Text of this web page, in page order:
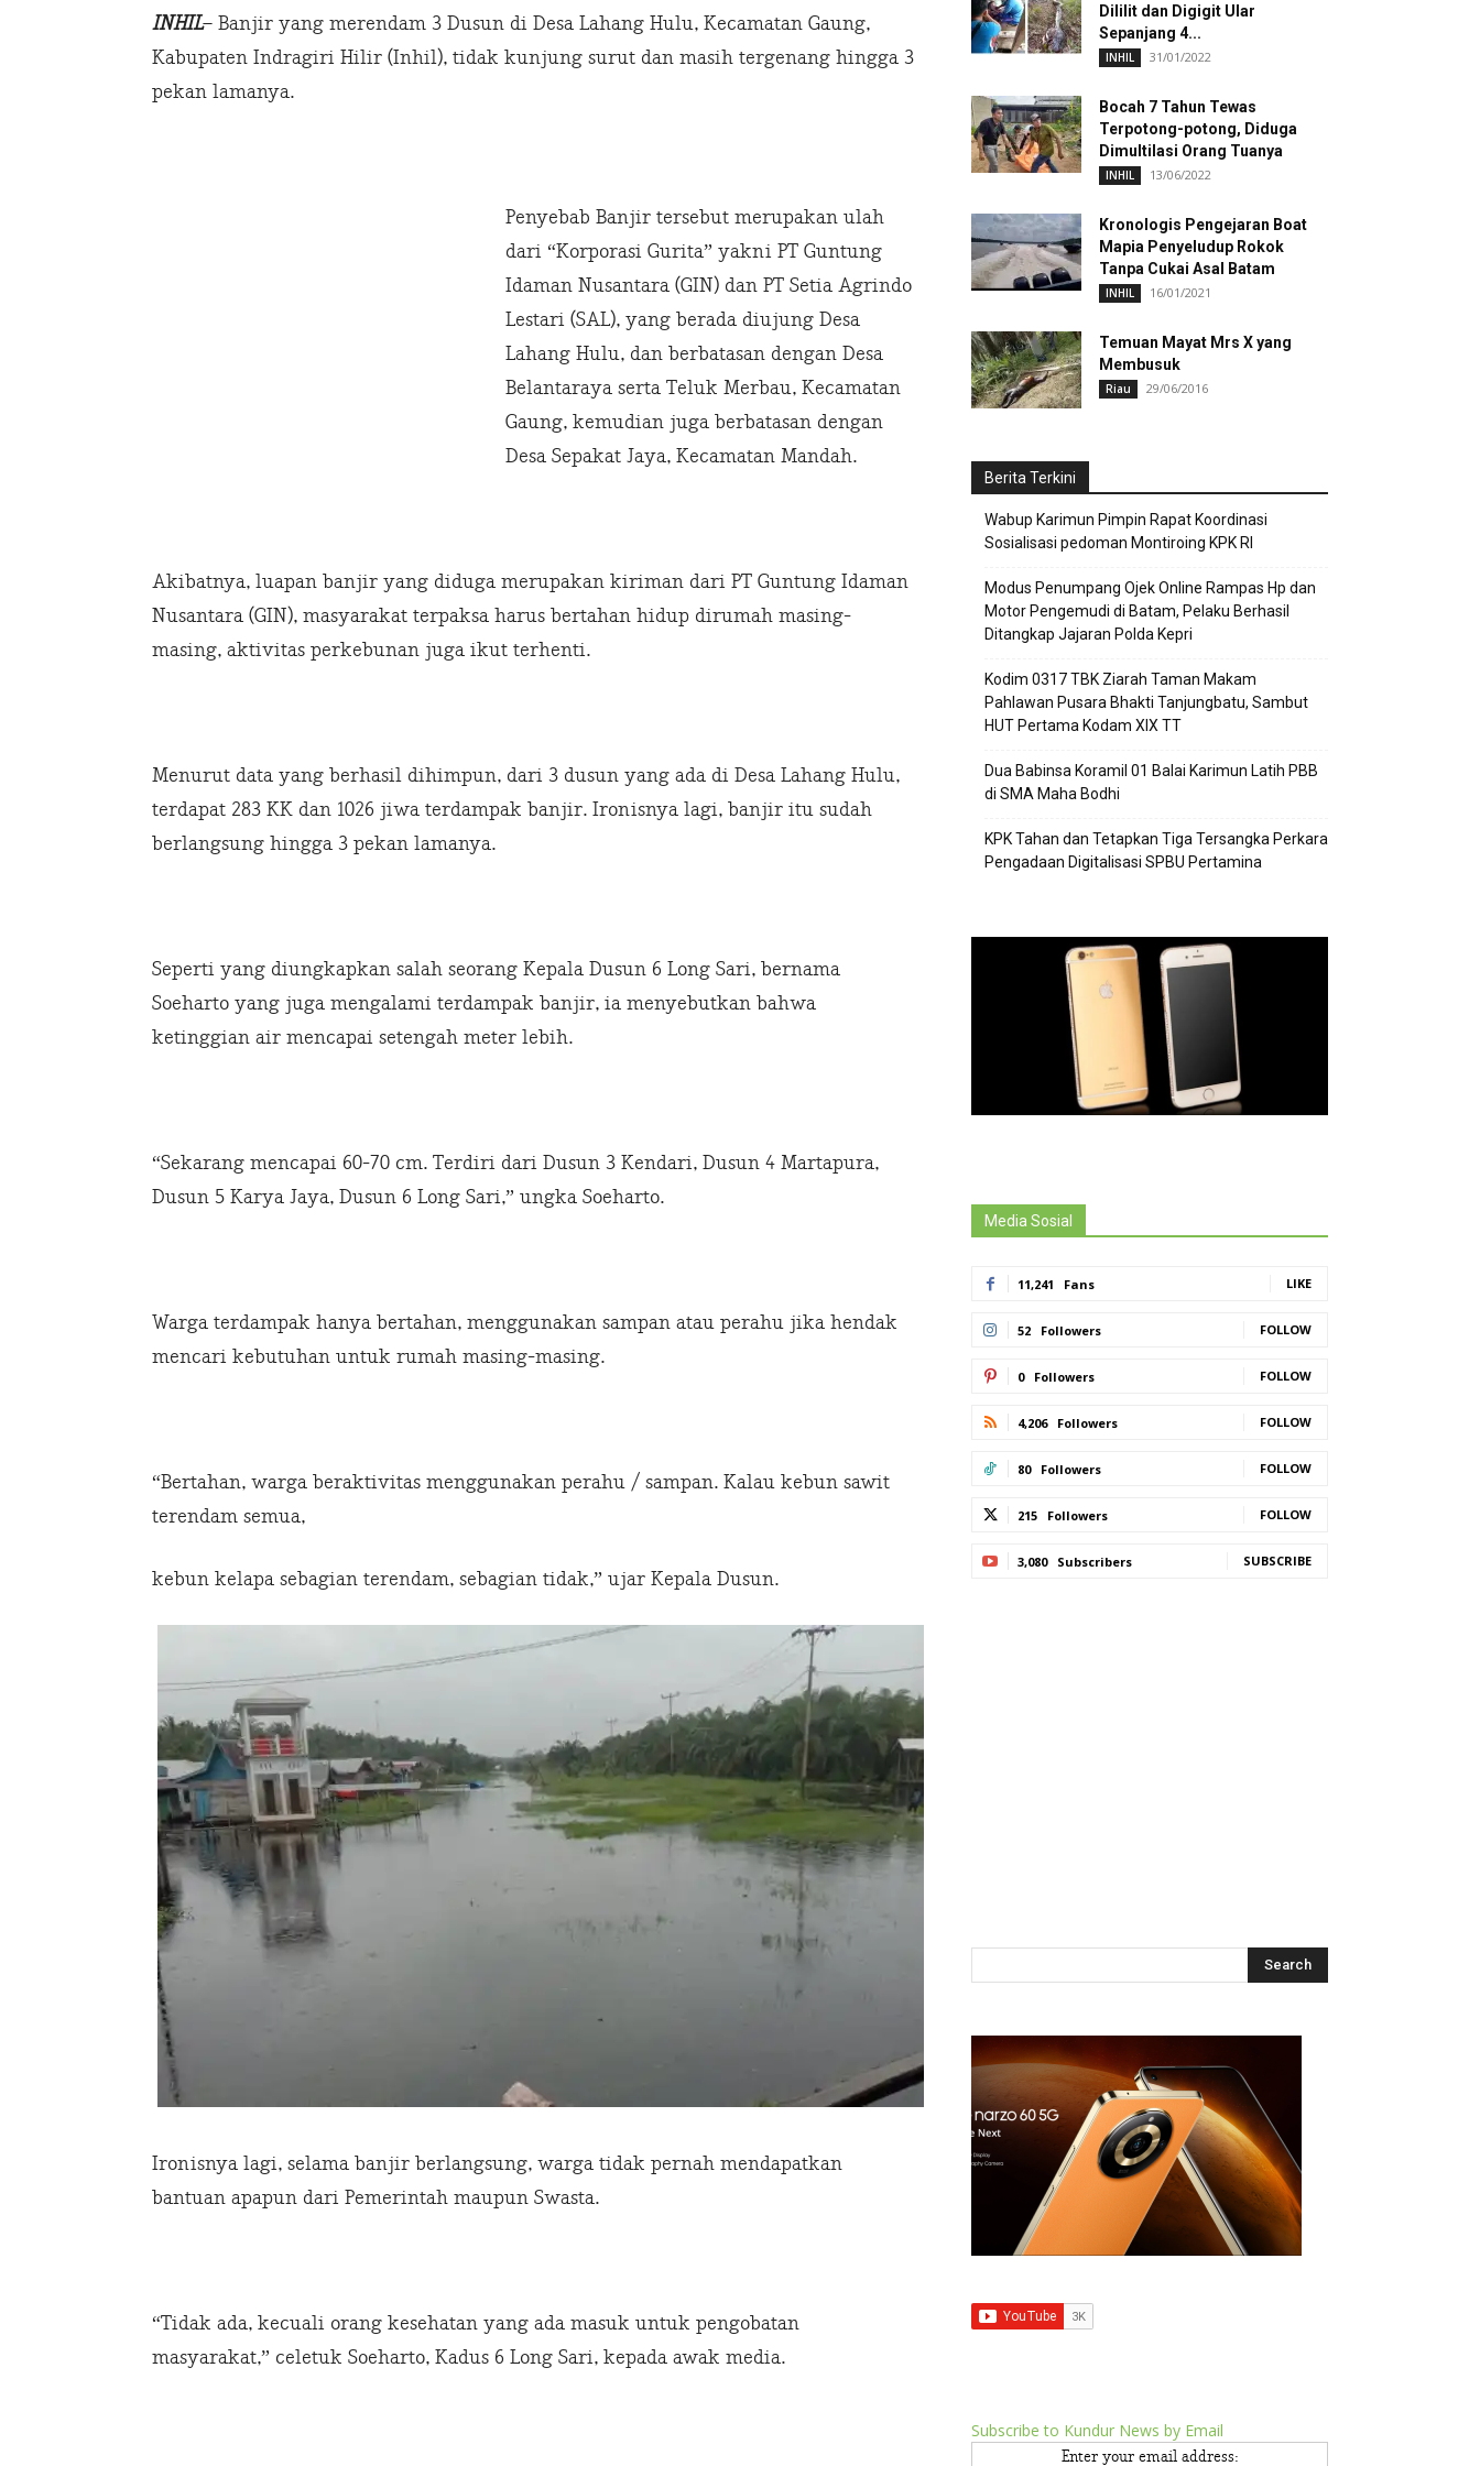
INHIL– Banjir yang merendam 3 Dusun di Desa Lahang Hulu, Kecamatan Gaung,
Kabupaten Indragiri Hilir (Inhil), tidak kunjung surut dan masih tergenang hingga 3
pekan lamanya.
Penyebab Banjir tersebut merupakan ulah
dari “Korporasi Gurita” yakni PT Guntung
Idaman Nusantara (GIN) dan PT Setia Agrindo
Lestari (SAL), yang berada diujung Desa
Lahang Hulu, dan berbatasan dengan Desa
Belantaraya serta Teluk Merbau, Kecamatan
Gaung, kemudian juga berbatasan dengan
Desa Sepakat Jaya, Kecamatan Mandah.
Akibatnya, luapan banjir yang diduga merupakan kiriman dari PT Guntung Idaman
Nusantara (GIN), masyarakat terpaksa harus bertahan hidup dirumah masing-
masing, aktivitas perkebunan juga ikut terhenti.
Menurut data yang berhasil dihimpun, dari 3 dusun yang ada di Desa Lahang Hulu,
terdapat 283 KK dan 1026 jiwa terdampak banjir. Ironisnya lagi, banjir itu sudah
berlangsung hingga 3 pekan lamanya.
Seperti yang diungkapkan salah seorang Kepala Dusun 6 Long Sari, bernama
Soeharto yang juga mengalami terdampak banjir, ia menyebutkan bahwa
ketinggian air mencapai setengah meter lebih.
“Sekarang mencapai 60-70 cm. Terdiri dari Dusun 3 Kendari, Dusun 4 Martapura,
Dusun 5 Karya Jaya, Dusun 6 Long Sari,” ungka Soeharto.
Warga terdampak hanya bertahan, menggunakan sampan atau perahu jika hendak
mencari kebutuhan untuk rumah masing-masing.
“Bertahan, warga beraktivitas menggunakan perahu / sampan. Kalau kebun sawit
terendam semua,
kebun kelapa sebagian terendam, sebagian tidak,” ujar Kepala Dusun.
Ironisnya lagi, selama banjir berlangsung, warga tidak pernah mendapatkan
bantuan apapun dari Pemerintah maupun Swasta.
“Tidak ada, kecuali orang kesehatan yang ada masuk untuk pengobatan
masyarakat,” celetuk Soeharto, Kadus 6 Long Sari, kepada awak media.
Dililit dan Digigit Ular
Sepanjang 4...
INHIL 31/01/2022
Bocah 7 Tahun Tewas
Terpotong-potong, Diduga
Dimultilasi Orang Tuanya
INHIL 13/06/2022
Kronologis Pengejaran Boat
Mapia Penyeludup Rokok
Tanpa Cukai Asal Batam
INHIL 16/01/2021
Temuan Mayat Mrs X yang
Membusuk
Riau 29/06/2016
Berita Terkini
Wabup Karimun Pimpin Rapat Koordinasi
Sosialisasi pedoman Montiroing KPK RI
Modus Penumpang Ojek Online Rampas Hp dan
Motor Pengemudi di Batam, Pelaku Berhasil
Ditangkap Jajaran Polda Kepri
Kodim 0317 TBK Ziarah Taman Makam
Pahlawan Pusara Bhakti Tanjungbatu, Sambut
HUT Pertama Kodam XIX TT
Dua Babinsa Koramil 01 Balai Karimun Latih PBB
di SMA Maha Bodhi
KPK Tahan dan Tetapkan Tiga Tersangka Perkara
Pengadaan Digitalisasi SPBU Pertamina
Media Sosial
11,241 Fans LIKE
52 Followers FOLLOW
0 Followers FOLLOW
4,206 Followers FOLLOW
80 Followers FOLLOW
215 Followers FOLLOW
3,080 Subscribers SUBSCRIBE
Subscribe to Kundur News by Email
Enter your email address: